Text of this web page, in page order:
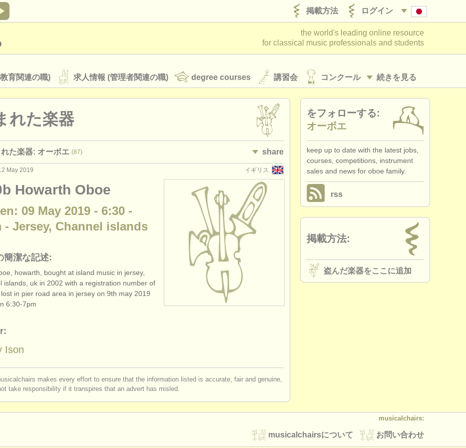
ログイン
掲載方法
the world's leading online resource
for classical music professionals and students
続きを見る
育関連の職) 求人情報 (管理者関連の職) degree courses 講習会 コンクール
せ rss feeds
れた楽器
た楽器: オーボエ (87) share
イギリス
May 2019
Howarth Oboe
09 May 2019 - 6:30 -
- Jersey, Channel islands
簡潔な記述:
howarth, bought at island music in jersey,
islands, uk in 2002 with a registration number of
in pier road area in jersey on 9th may 2019
6:30-7pm
Ison
makes every effort to ensure that the information listed is accurate, fair and genuine,
take responsibility if it transpires that an advert has misled.
をフォローする:
オーボエ
keep up to date with the latest jobs,
courses, competitions, instrument
sales and news for oboe family.
rss
掲載方法:
盗んだ楽器をここに追加
musicalchairs:
お問い合わせ
musicalchairsについて